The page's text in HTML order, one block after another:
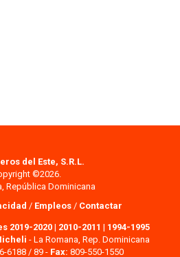
del Este, S.R.L.
©2026.
República Dominicana
/ Empleos / Contactar
2019-2020| 2010-2011 | 1994-1995
- La Romana, Rep. Dominicana
6188 / 89 - Fax: 809-550-1550